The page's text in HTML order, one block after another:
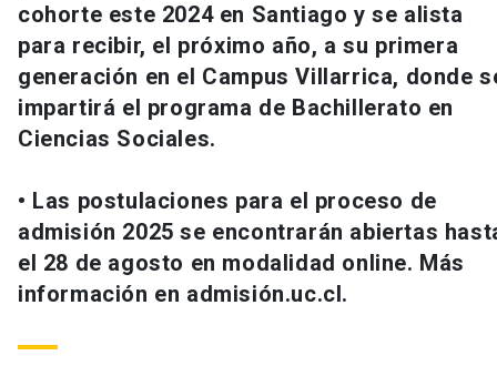
cohorte este 2024 en Santiago y se alista
para recibir, el próximo año, a su primera
generación en el Campus Villarrica, donde
impartirá el programa de Bachillerato en
Ciencias Sociales.
• Las postulaciones para el proceso de
admisión 2025 se encontrarán abiertas
el 28 de agosto en modalidad online. Más
información en admisión.uc.cl.